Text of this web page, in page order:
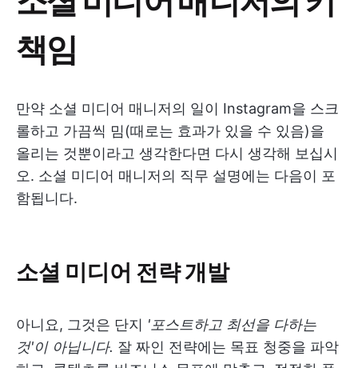
책임
만약 소셜 미디어 매니저의 일이 Instagram을 스크
롤하고 가끔씩 밈(때로는 효과가 있을 수 있음)을
올리는 것뿐이라고 생각한다면 다시 생각해 보십시
오. 소셜 미디어 매니저의 직무 설명에는 다음이 포
함됩니다.
소셜 미디어 전략 개발
아니요, 그것은 단지 '포스트하고 최선을 다하는
것'이 아닙니다. 잘 짜인 전략에는 목표 청중을 파악